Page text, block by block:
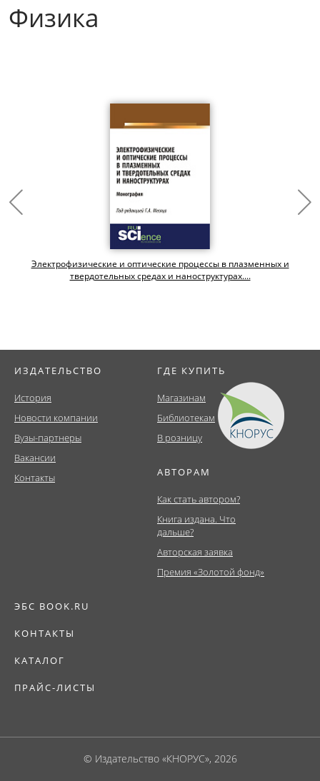
Физика
Электрофизические и оптические процессы в плазменных и
твердотельных средах и наноструктурах....
ИЗДАТЕЛЬСТВО
История
Новости компании
Вузы-партнеры
Вакансии
Контакты
ГДЕ КУПИТЬ
Магазинам
Библиотекам
В розницу
АВТОРАМ
Как стать автором?
Книга издана. Что
дальше?
Авторская заявка
Премия «Золотой фонд»
ЭБС BOOK.RU
КОНТАКТЫ
КАТАЛОГ
ПРАЙС-ЛИСТЫ
© Издательство «КНОРУС», 2026